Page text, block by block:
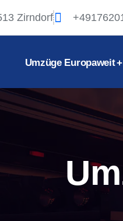
Zirndorf
Umzüge Europaweit